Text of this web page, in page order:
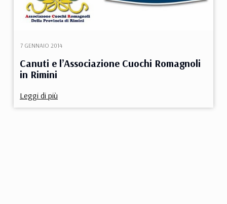
Canuti e l’Associazione Cuochi Romagnoli
in Rimini
7 GENNAIO 2014
Leggi di più